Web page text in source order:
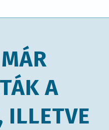
A
ILLETVE